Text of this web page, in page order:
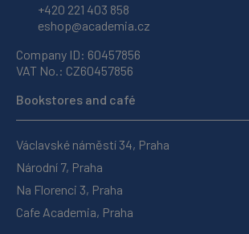
+420 221 403 858
eshop@academia.cz
Company ID: 60457856
VAT No.: CZ60457856
Bookstores and café
Václavské náměstí 34, Praha
Národní 7, Praha
Na Florenci 3, Praha
Cafe Academia, Praha